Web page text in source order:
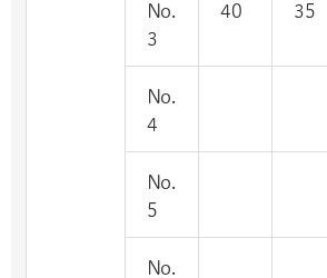
No.
3
40 35
No.
4
No.
5
No.